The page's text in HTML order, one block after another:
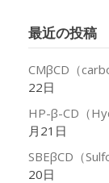
ブ
最近の投稿
CMβCD（
22日
HP-β-CD（
月21日
SBEβCD（
20日